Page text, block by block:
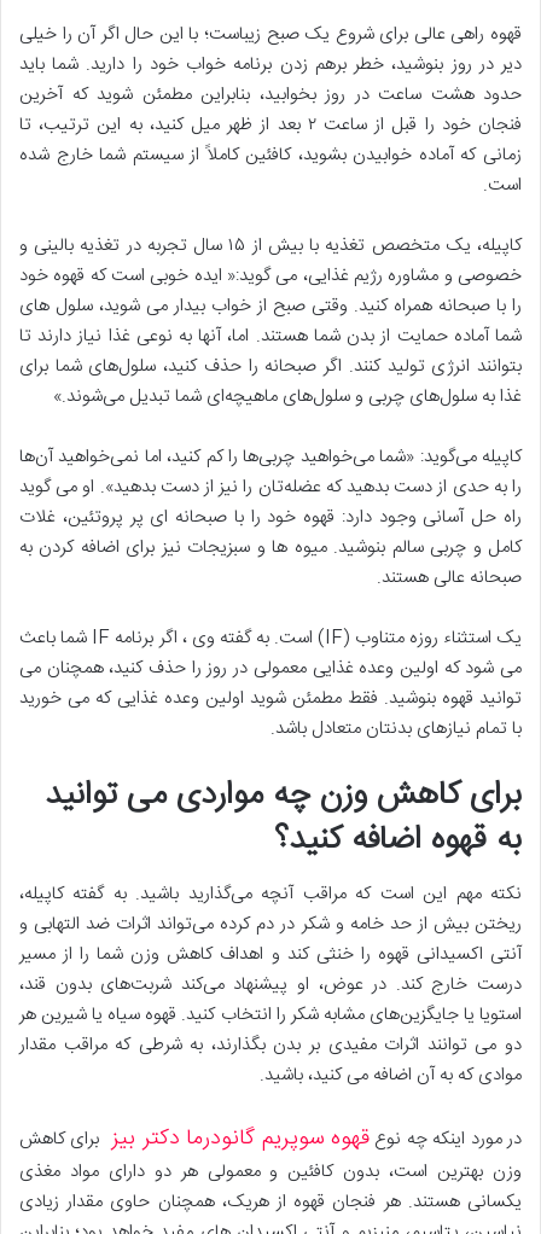
قهوه راهی عالی برای شروع یک صبح زیباست؛ با این حال اگر آن را خیلی
دیر در روز بنوشید، خطر برهم زدن برنامه خواب خود را دارید. شما باید
حدود هشت ساعت در روز بخوابید، بنابراین مطمئن شوید که آخرین
فنجان خود را قبل از ساعت ۲ بعد از ظهر میل کنید، به این ترتیب، تا
زمانی که آماده خوابیدن بشوید، کافئین کاملاً از سیستم شما خارج شده
است.
کاپیله، یک متخصص تغذیه با بیش از ۱۵ سال تجربه در تغذیه بالینی و
خصوصی و مشاوره رژیم غذایی، می گوید:« ایده خوبی است که قهوه خود
را با صبحانه همراه کنید. وقتی صبح از خواب بیدار می شوید، سلول های
شما آماده حمایت از بدن شما هستند. اما، آنها به نوعی غذا نیاز دارند تا
بتوانند انرژی تولید کنند. اگر صبحانه را حذف کنید، سلول‌های شما برای
غذا به سلول‌های چربی و سلول‌های ماهیچه‌ای شما تبدیل می‌شوند.»
کاپیله می‌گوید: «شما می‌خواهید چربی‌ها را کم کنید، اما نمی‌خواهید آن‌ها
را به حدی از دست بدهید که عضله‌تان را نیز از دست بدهید». او می گوید
راه حل آسانی وجود دارد: قهوه خود را با صبحانه ای پر پروتئین، غلات
کامل و چربی سالم بنوشید. میوه ها و سبزیجات نیز برای اضافه کردن به
صبحانه عالی هستند.
یک استثناء روزه متناوب (IF) است. به گفته وی ، اگر برنامه IF شما باعث
می شود که اولین وعده غذایی معمولی در روز را حذف کنید، همچنان می
توانید قهوه بنوشید. فقط مطمئن شوید اولین وعده غذایی که می خورید
با تمام نیازهای بدنتان متعادل باشد.
برای کاهش وزن چه مواردی می توانید
به قهوه اضافه کنید؟
نکته مهم این است که مراقب آنچه می‌گذارید باشید. به گفته کاپیله،
ریختن بیش از حد خامه و شکر در دم کرده می‌تواند اثرات ضد التهابی و
آنتی اکسیدانی قهوه را خنثی کند و اهداف کاهش وزن شما را از مسیر
درست خارج کند. در عوض، او پیشنهاد می‌کند شربت‌های بدون قند،
استویا یا جایگزین‌های مشابه شکر را انتخاب کنید. قهوه سیاه یا شیرین هر
دو می توانند اثرات مفیدی بر بدن بگذارند، به شرطی که مراقب مقدار
موادی که به آن اضافه می کنید، باشید.
در مورد اینکه چه نوعقهوه سوپریم گانودرما دکتر بیز برای کاهش
وزن بهترین است، بدون کافئین و معمولی هر دو دارای مواد مغذی
یکسانی هستند. هر فنجان قهوه از هریک، همچنان حاوی مقدار زیادی